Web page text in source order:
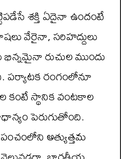
శక్తి ఏదైనా ఉందంటే
వేరైనా, సరిహద్దులు
రుచుల ముందు
పర్యాటక రంగంలోనూ
కంటే స్థానిక వంటకాల
పెరుగుతోంది.
అత్యుత్తమ